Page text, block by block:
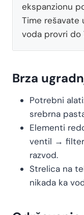
ekspanzionu
Time rešavate
voda provri do
Brza
Potrebni
srebrna
Elementi
ventil →
razvod.
Strelica na
nikada ka